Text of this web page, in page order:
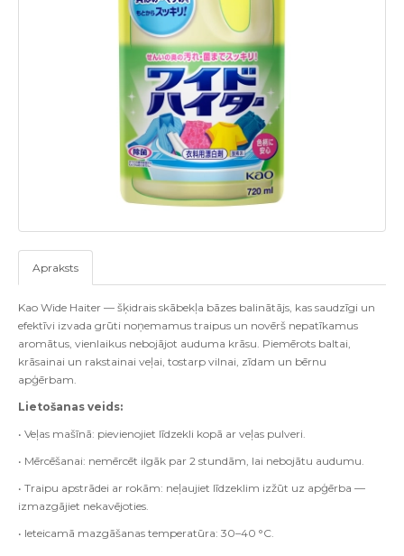
Apraksts
Kao Wide Haiter — šķidrais skābekļa bāzes balinātājs, kas saudzīgi un
efektīvi izvada grūti noņemamus traipus un novērš nepatīkamus
aromātus, vienlaikus nebojājot auduma krāsu. Piemērots baltai,
krāsainai un rakstainai veļai, tostarp vilnai, zīdam un bērnu
apģērbam.
Lietošanas veids:
• Veļas mašīnā: pievienojiet līdzekli kopā ar veļas pulveri.
• Mērcēšanai: nemērcēt ilgāk par 2 stundām, lai nebojātu audumu.
• Traipu apstrādei ar rokām: neļaujiet līdzeklim izžūt uz apģērba —
izmazgājiet nekavējoties.
• Ieteicamā mazgāšanas temperatūra: 30–40 °C.